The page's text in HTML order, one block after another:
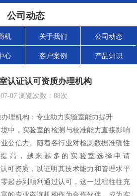
公司动态
机 关于我们 公司动态
心 客户案例 产品知识
认证认可资质办理机构
07 浏览次数： 88次
理机构：专业助力实验室能力提升
中，实验室的检测与校准能力直接影响
公信力。随着各行业对检测数据准确性
高，越来越多的实验室选择申请
可资质，以证明其技术能力和管理水平
起步到顺利通过认可，这一过程往往充